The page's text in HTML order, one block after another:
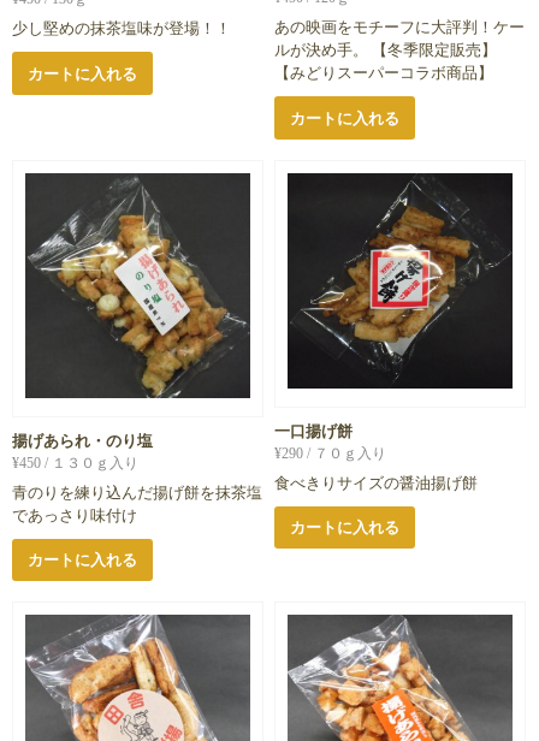
少し堅めの抹茶塩味が登場！！
カートに入れる
あの映画をモチーフに大評判！ケー
ルが決め手。 【冬季限定販売】
【みどりスーパーコラボ商品】
カートに入れる
揚げあられ・のり塩
¥450 / １３０ｇ入り
青のりを練り込んだ揚げ餅を抹茶塩
であっさり味付け
カートに入れる
一口揚げ餅
¥290 / ７０ｇ入り
食べきりサイズの醤油揚げ餅
カートに入れる